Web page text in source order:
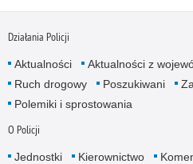
Działania Policji
Aktualności Aktualności z
Ruch drogowy
Poszukiwani
Polemiki i sprostowania
O Policji
Jednostki Kierownictwo